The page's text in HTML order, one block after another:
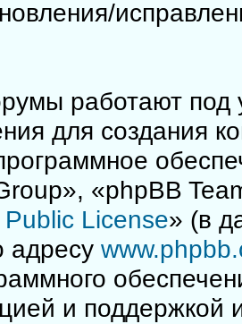
работают под
для создания
«phpBB
License» (в
адресу
и поддержкой